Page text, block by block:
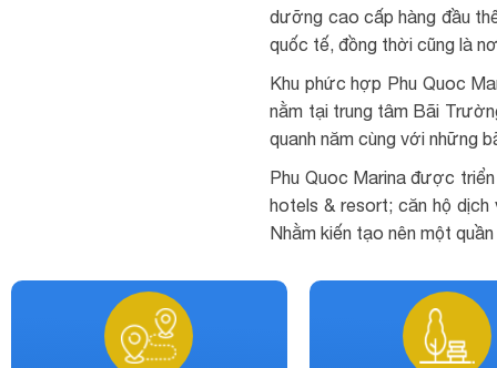
dưỡng cao cấp hàng đầu
quốc tế, đồng thời cũng là
Khu phức hợp Phu Quoc
nằm tại trung tâm Bãi
quanh năm cùng với những
Phu Quoc Marina được
hotels & resort; căn hộ
Nhằm kiến tạo nên một